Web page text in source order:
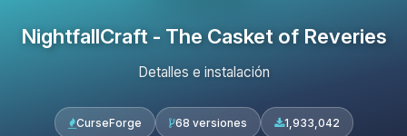
NightfallCraft - The Casket of Reveries
Detalles e instalación
CurseForge 68 versiones 1,933,042